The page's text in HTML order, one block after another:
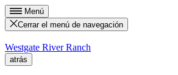
Menú
Cerrar el menú de navegación
Westgate River Ranch
atrás